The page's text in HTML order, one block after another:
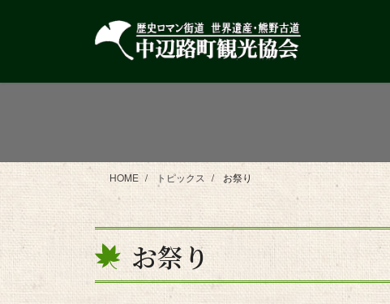
ツ
シ
移
HOME トピックス お祭り
お祭り